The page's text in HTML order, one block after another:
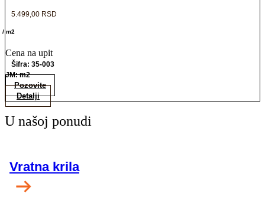
5.499,00 RSD
/ m2
Cena na upit
Šifra: 35-003
JM: m2
Pozovite
Detalji
U našoj ponudi
Vratna krila